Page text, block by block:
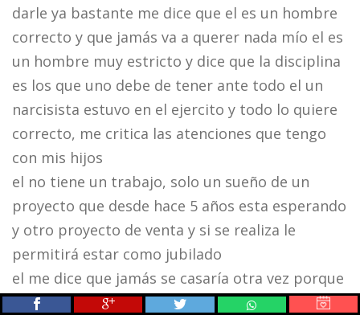
darle ya bastante me dice que el es un hombre
correcto y que jamás va a querer nada mío el es
un hombre muy estricto y dice que la disciplina
es los que uno debe de tener ante todo el un
narcisista estuvo en el ejercito y todo lo quiere
correcto, me critica las atenciones que tengo
con mis hijos
el no tiene un trabajo, solo un sueño de un
proyecto que desde hace 5 años esta esperando
y otro proyecto de venta y si se realiza le
permitirá estar como jubilado
el me dice que jamás se casaría otra vez porque
las mujeres chinchamos mucho y no quiere vivir